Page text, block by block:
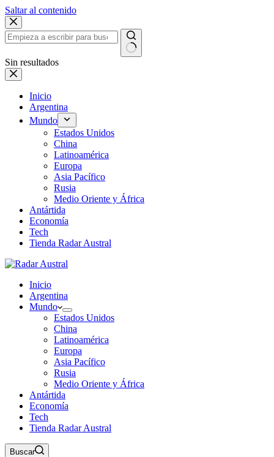
Saltar al contenido
Sin resultados
Inicio
Argentina
Mundo
Estados Unidos
China
Latinoamérica
Europa
Asia Pacífico
Rusia
Medio Oriente y África
Antártida
Economía
Tech
Tienda Radar Austral
Inicio
Argentina
Mundo
Estados Unidos
China
Latinoamérica
Europa
Asia Pacífico
Rusia
Medio Oriente y África
Antártida
Economía
Tech
Tienda Radar Austral
Buscar